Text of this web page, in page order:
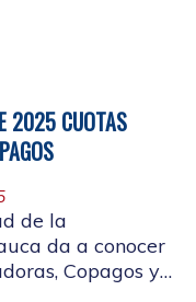
2025 CUOTAS
de la
da a conocer
y